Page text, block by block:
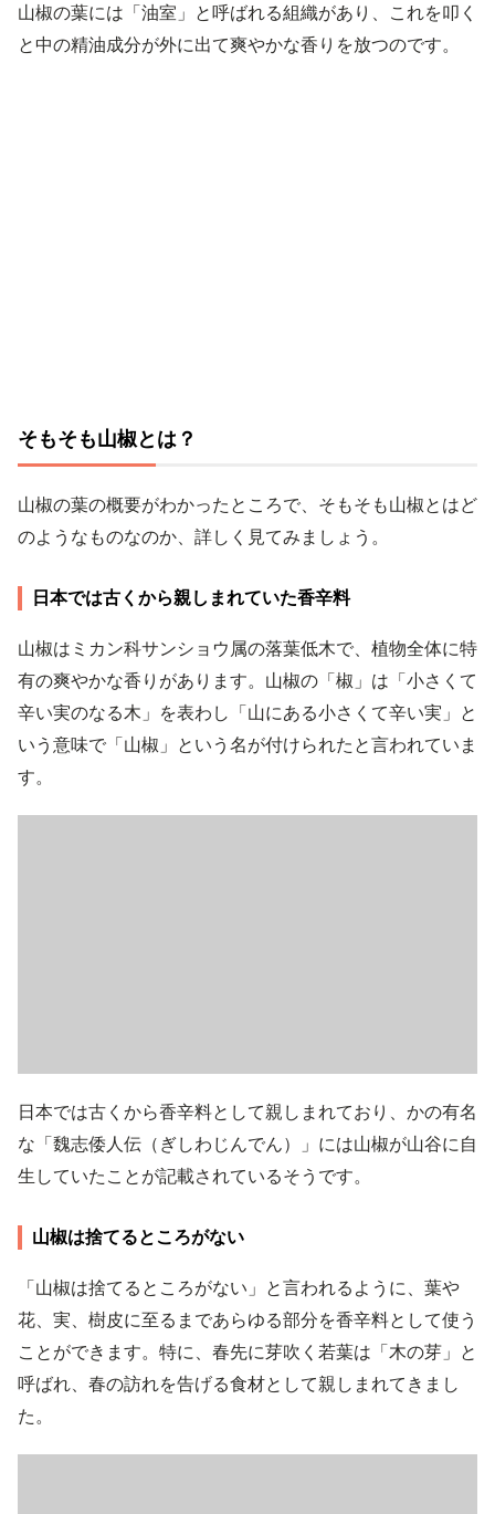
山椒の葉には「油室」と呼ばれる組織があり、これを叩く
と中の精油成分が外に出て爽やかな香りを放つのです。
そもそも山椒とは？
山椒の葉の概要がわかったところで、そもそも山椒とはど
のようなものなのか、詳しく見てみましょう。
日本では古くから親しまれていた香辛料
山椒はミカン科サンショウ属の落葉低木で、植物全体に特
有の爽やかな香りがあります。山椒の「椒」は「小さくて
辛い実のなる木」を表わし「山にある小さくて辛い実」と
いう意味で「山椒」という名が付けられたと言われていま
す。
日本では古くから香辛料として親しまれており、かの有名
な「魏志倭人伝（ぎしわじんでん）」には山椒が山谷に自
生していたことが記載されているそうです。
山椒は捨てるところがない
「山椒は捨てるところがない」と言われるように、葉や
花、実、樹皮に至るまであらゆる部分を香辛料として使う
ことができます。特に、春先に芽吹く若葉は「木の芽」と
呼ばれ、春の訪れを告げる食材として親しまれてきまし
た。